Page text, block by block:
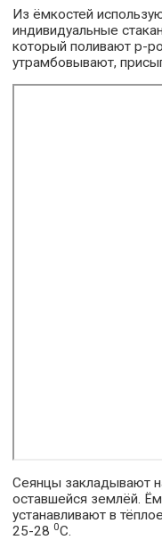
Из ёмкостей
индивидуальные
который поливают р-
утрамбовывают,
Сеянцы закладывают
оставшейся землёй.
устанавливают в
25-28 0С.